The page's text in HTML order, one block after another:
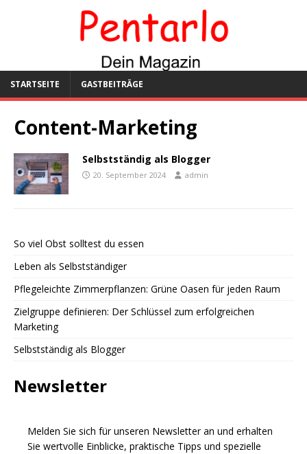
STARTSEITE GASTBEITRÄGE
Content-Marketing
Selbstständig als Blogger
20. September 2024 admin
So viel Obst solltest du essen
Leben als Selbstständiger
Pflegeleichte Zimmerpflanzen: Grüne Oasen für jeden Raum
Zielgruppe definieren: Der Schlüssel zum erfolgreichen
Marketing
Selbstständig als Blogger
Newsletter
Melden Sie sich für unseren Newsletter an und erhalten
Sie wertvolle Einblicke, praktische Tipps und spezielle